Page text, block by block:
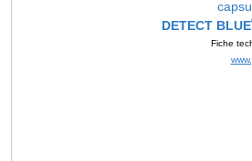
DETECT BLUE
Fiche